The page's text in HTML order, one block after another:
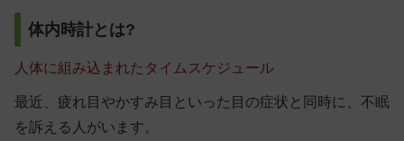
体内時計とは?
人体に組み込まれたタイムスケジュール
最近、疲れ目やかすみ目といった目の症状と同時に、不眠
を訴える人がいます。